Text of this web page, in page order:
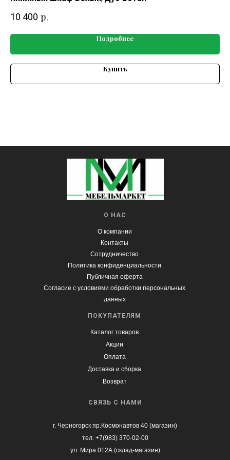
10 400 р.
Подробнее
Купить
ПОКУПАТЕЛЯМ
Каталог товаров
Акции
Оплата
Доставка и сборка
Возврат
О НАС
О компании
Контакты
Сотрудничество
Политика конфиденциальности
Публичная оферта
Согласие с условиями обработки персональных
данных
СВЯЗЬ С НАМИ
г. Черногорск пр.Космонавтов 40 (магазин)
тел. +7(983) 370-02-00
ул. Мира 012А (склад-магазин)